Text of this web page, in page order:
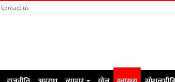
Contact us